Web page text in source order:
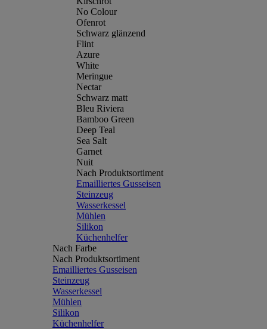
No Colour
Ofenrot
Schwarz glänzend
Flint
Azure
White
Meringue
Nectar
Schwarz matt
Bleu Riviera
Bamboo Green
Deep Teal
Sea Salt
Garnet
Nuit
Nach Produktsortiment
Emailliertes Gusseisen
Steinzeug
Wasserkessel
Mühlen
Silikon
Küchenhelfer
Nach Farbe
Nach Produktsortiment
Emailliertes Gusseisen
Steinzeug
Wasserkessel
Mühlen
Silikon
Küchenhelfer